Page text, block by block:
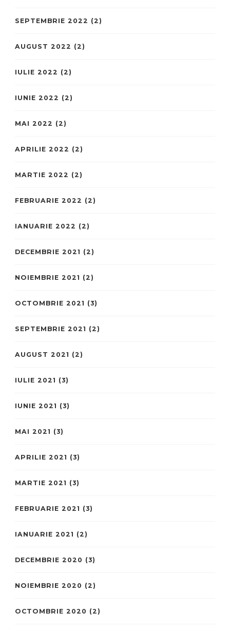
SEPTEMBRIE 2022 (2)
AUGUST 2022 (2)
IULIE 2022 (2)
IUNIE 2022 (2)
MAI 2022 (2)
APRILIE 2022 (2)
MARTIE 2022 (2)
FEBRUARIE 2022 (2)
IANUARIE 2022 (2)
DECEMBRIE 2021 (2)
NOIEMBRIE 2021 (2)
OCTOMBRIE 2021 (3)
SEPTEMBRIE 2021 (2)
AUGUST 2021 (2)
IULIE 2021 (3)
IUNIE 2021 (3)
MAI 2021 (3)
APRILIE 2021 (3)
MARTIE 2021 (3)
FEBRUARIE 2021 (3)
IANUARIE 2021 (2)
DECEMBRIE 2020 (3)
NOIEMBRIE 2020 (2)
OCTOMBRIE 2020 (2)